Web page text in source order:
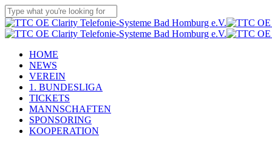
Skip
to
main
Close
Search
Menu
HOME
NEWS
VEREIN
1. BUNDESLIGA
TICKETS
MANNSCHAFTEN
SPONSORING
KOOPERATION